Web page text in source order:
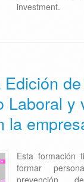
investment.
Edición
Laboral y
la
Esta formación
formar
prevención,